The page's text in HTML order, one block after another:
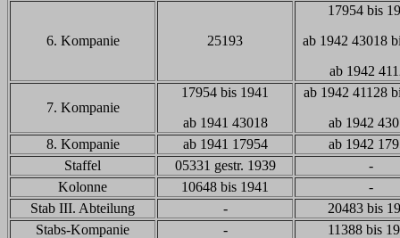
6. Kompanie 25193
17954 bis
ab 1942 43018
ab 1942
7. Kompanie
17954 bis 1941
ab 1941 43018
ab 1942 41128
ab 1942
8. Kompanie
ab 1941 17954
ab 1942
Staffel
05331 gestr. 1939
-
Kolonne
10648 bis 1941
-
Stab III. Abteilung
-
20483 bis
Stabs-Kompanie
-
11388 bis